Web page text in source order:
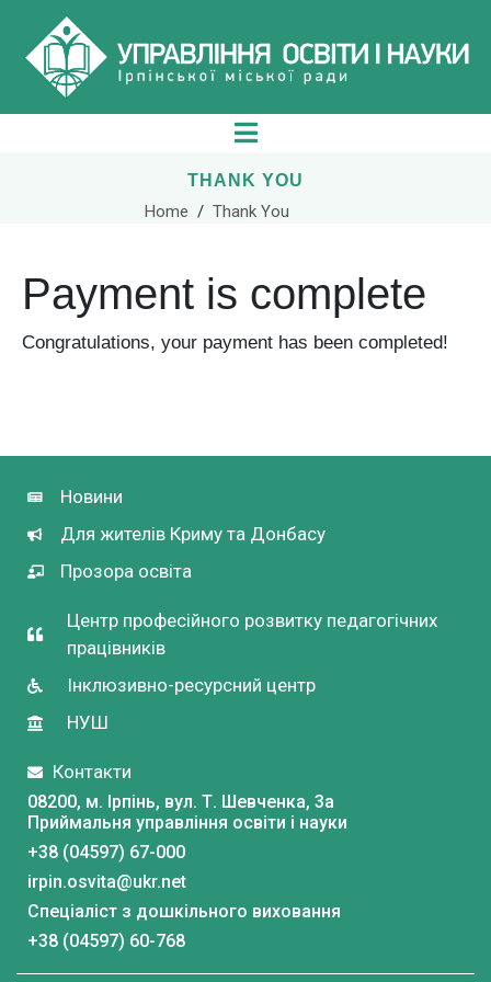
THANK YOU
Home Thank You
Payment is complete
Congratulations, your payment has been completed!
Новини
Для жителів Криму та Донбасу
Прозора освіта
Центр професійного розвитку педагогічних
працівників
Інклюзивно-ресурсний центр
НУШ
Контакти
08200, м. Ірпінь, вул. Т. Шевченка, 3a
Приймальня управління освіти і науки
+38 (04597) 67-000
irpin.osvita@ukr.net
Спеціаліст з дошкільного виховання
+38 (04597) 60-768